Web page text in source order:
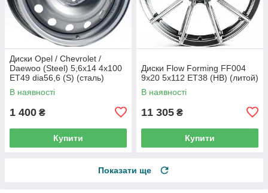
Диски Opel / Chevrolet /
Daewoo (Steel) 5,6x14 4x100
ET49 dia56,6 (S) (сталь)
В наявності
1 400 ₴
Купити
Диски Flow Forming FF004
9x20 5x112 ET38 (HB) (литой)
В наявності
11 305 ₴
Купити
Показати ще